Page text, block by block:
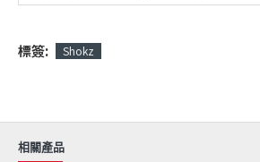
標簽: Shokz
相關產品